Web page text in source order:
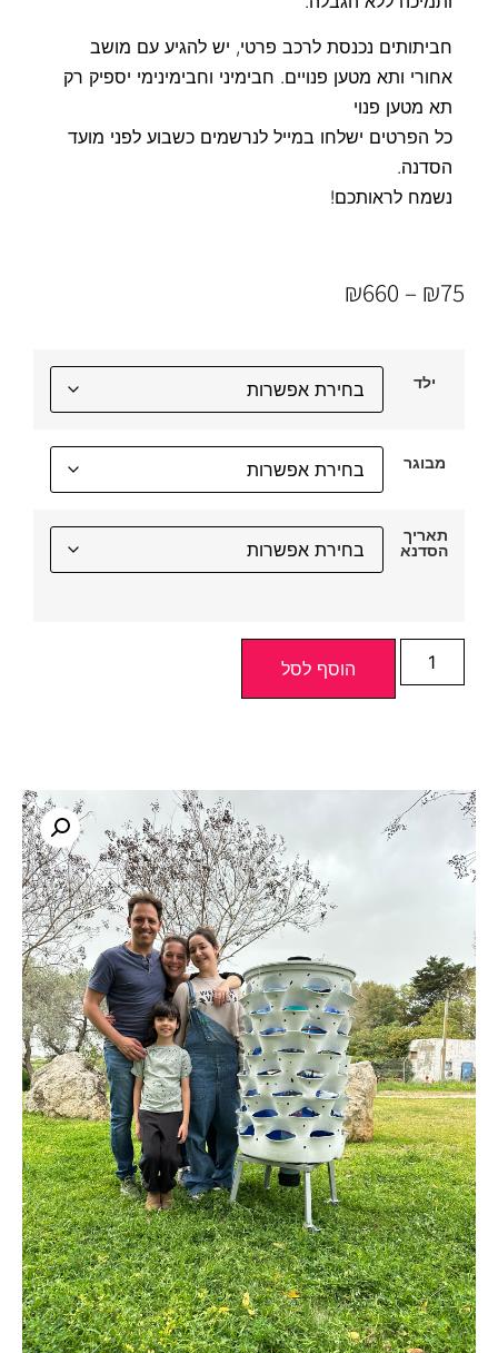
חביתותים נכנסת לרכב פרטי, יש להגיע עם מושב
אחורי ותא מטען פנויים. חבימיני וחבימינימי יספיק רק
תא מטען פנוי
כל הפרטים ישלחו במייל לנרשמים כשבוע לפני מועד
הסדנה.
נשמח לראותכם!
₪75
–
₪660
ילד
מבוגר
תאריך
הסדנא
הוסף לסל